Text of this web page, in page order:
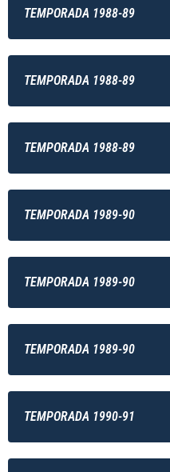
TEMPORADA 1988-89
TEMPORADA 1988-89
TEMPORADA 1988-89
TEMPORADA 1989-90
TEMPORADA 1989-90
TEMPORADA 1989-90
TEMPORADA 1990-91